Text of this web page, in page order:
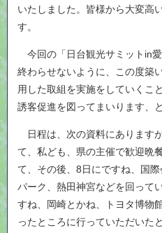
いたしました。皆様から大変高
す。
今回の「日台観光サミットin
終わらせないように、この度築
用した取組を実施をしていくこ
誘客促進を図ってまいります、
日程は、次の資料にあります
て、私ども、県の主催で歓迎晩
て、その後、8日にですね、国
パーク、熱田神宮などを回って
すね、岡崎とかね、トヨタ博物
ったところに行っていただいた